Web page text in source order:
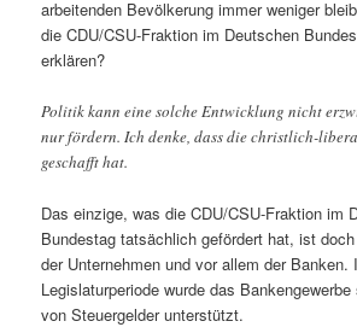
arbeitenden Bevölkerung immer weniger
die CDU/CSU-Fraktion im Deutschen
erklären?
Politik kann eine solche Entwicklung nicht
nur fördern. Ich denke, dass die christlich-
geschafft hat.
Das einzige, was die CDU/CSU-Fraktion im
Bundestag tatsächlich gefördert hat, ist
der Unternehmen und vor allem der Banken.
Legislaturperiode wurde das
von Steuergelder unterstützt.